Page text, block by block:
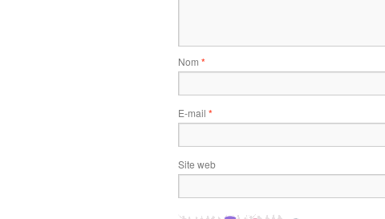
Nom *
E-mail *
Site web